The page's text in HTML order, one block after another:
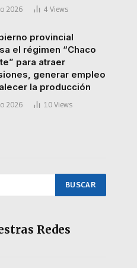
2026 4 Views
provincial
el régimen “Chaco
para atraer
generar empleo
la producción
2026 10 Views
Redes